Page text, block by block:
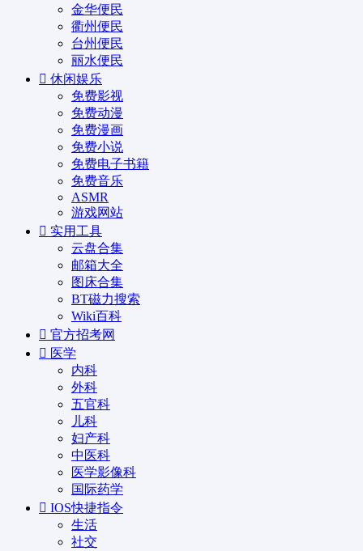
金华便民
衢州便民
台州便民
丽水便民
休闲娱乐
免费影视
免费动漫
免费漫画
免费小说
免费电子书籍
免费音乐
ASMR
游戏网站
实用工具
云盘合集
邮箱大全
图床合集
BT磁力搜索
Wiki百科
官方招考网
医学
内科
外科
五官科
儿科
妇产科
中医科
医学影像科
国际药学
IOS快捷指令
生活
社交